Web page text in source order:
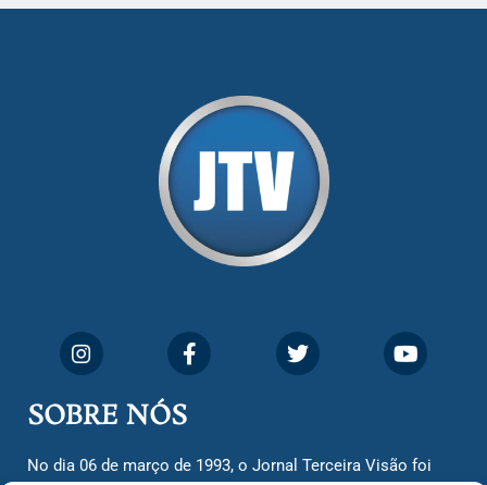
SOBRE NÓS
No dia 06 de março de 1993, o Jornal Terceira Visão foi